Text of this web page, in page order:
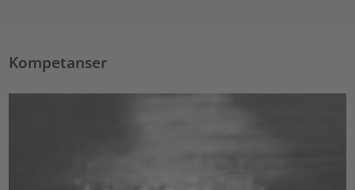
Kompetanser